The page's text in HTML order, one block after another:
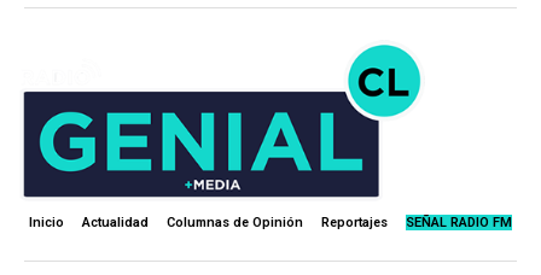
Inicio Actualidad Columnas de Opinión Reportajes SEÑAL RADIO FM